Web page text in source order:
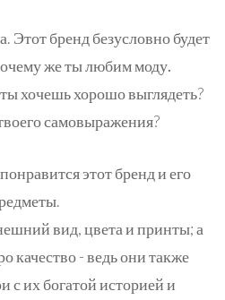
Этот бренд безусловно будет
же ты любим моду.
хочешь хорошо выглядеть?
самовыражения?
этот бренд и его
вид, цвета и принты; а
качество - ведь они также
с их богатой историей и